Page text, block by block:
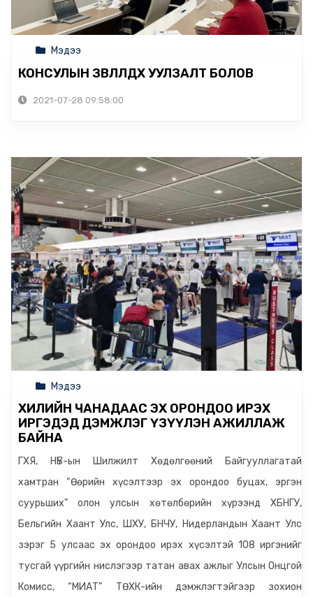
Мэдээ
КОНСУЛЫН ЗӨВЛӨЛДӨХ УУЛЗАЛТ БОЛОВ
2021-07-28 09:58:00
Мэдээ
ХИЛИЙН ЧАНАДААС ЭХ ОРОНДОО ИРЭХ
ИРГЭДЭД ДЭМЖЛЭГ ҮЗҮҮЛЭН АЖИЛЛАЖ
БАЙНА
ГХЯ, НҮБ-ын Шилжилт Хөдөлгөөний Байгууллагатай
хамтран “Өөрийн хүсэлтээр эх орондоо буцах, эргэн
суурьших” олон улсын хөтөлбөрийн хүрээнд ХБНГУ,
Бельгийн Хаант Улс, ШХУ, БНЧУ, Нидерландын Хаант Улс
зэрэг 5 улсаас эх орондоо ирэх хүсэлтэй 108 иргэнийг
тусгай үүргийн нислэгээр татан авах ажлыг Улсын Онцгой
Комисс, “МИАТ” ТӨХК-ийн дэмжлэгтэйгээр зохион